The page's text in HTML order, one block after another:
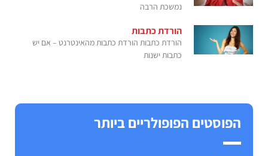
נמשכת הרבה
הורדת כתבות
הורדת כתבות הורדת כתבות מהאינטרנט – אם יש
כתבות ישנות
הפוסטים הפופולריים ביותר